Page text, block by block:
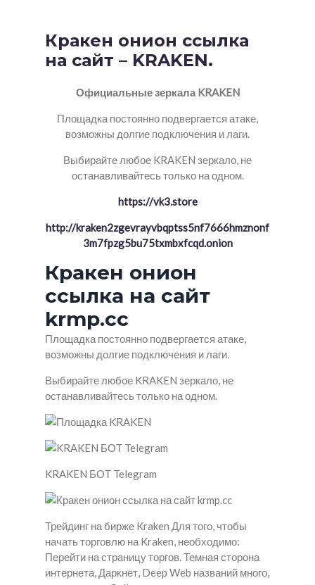
Кракен онион ссылка
на сайт – KRAKEN.
Официальные зеркала KRAKEN
Площадка постоянно подвергается атаке,
возможны долгие подключения и лаги.
Выбирайте любое KRAKEN зеркало, не
останавливайтесь только на одном.
https://vk3.store
http://kraken2zgevrayvbqptss5nf7666hmznonf
3m7fpzg5bu75txmbxfcqd.onion
Кракен онион
ссылка на сайт
krmp.cc
Площадка постоянно подвергается атаке,
возможны долгие подключения и лаги.
Выбирайте любое KRAKEN зеркало, не
останавливайтесь только на одном.
KRAKEN БОТ Telegram
Трейдинг на бирже Kraken Для того, чтобы
начать торговлю на Kraken, необходимо:
Перейти на страницу торгов. Темная сторона
интернета, Даркнет, Deep Web названий много,